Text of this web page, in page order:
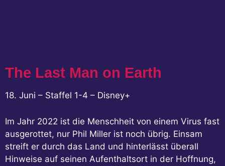
The Last Man on Earth
18. Juni – Staffel 1-4 – Disney+
Im Jahr 2022 ist die Menschheit von einem Virus fast
ausgerottet, nur Phil Miller ist noch übrig. Einsam
streift er durch das Land und hinterlässt überall
Hinweise auf seinen Aufenthaltsort in der Hoffnung,